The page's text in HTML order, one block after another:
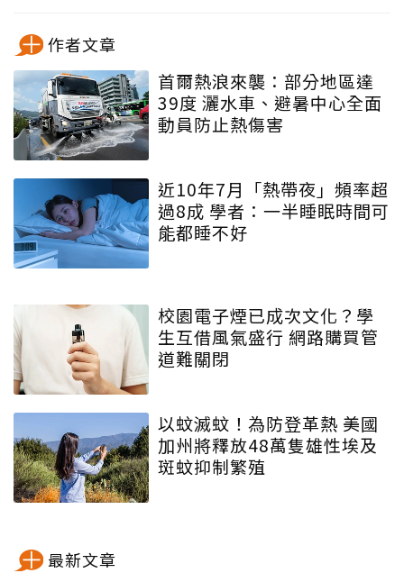
作者文章
首爾熱浪來襲：部分地區達
39度 灑水車、避暑中心全面
動員防止熱傷害
近10年7月「熱帶夜」頻率超
過8成 學者：一半睡眠時間可
能都睡不好
校園電子煙已成次文化？學
生互借風氣盛行 網路購買管
道難關閉
以蚊滅蚊！為防登革熱 美國
加州將釋放48萬隻雄性埃及
斑蚊抑制繁殖
最新文章